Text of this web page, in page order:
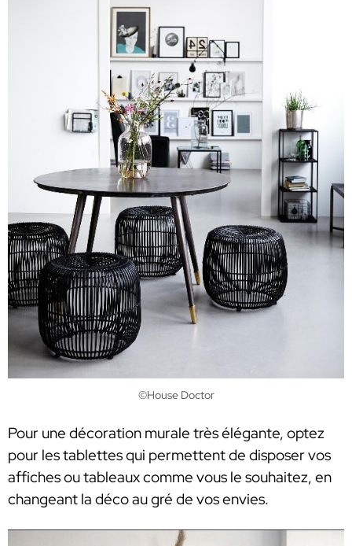
©House Doctor
Pour une décoration murale très élégante, optez
pour les tablettes qui permettent de disposer vos
affiches ou tableaux comme vous le souhaitez, en
changeant la déco au gré de vos envies.